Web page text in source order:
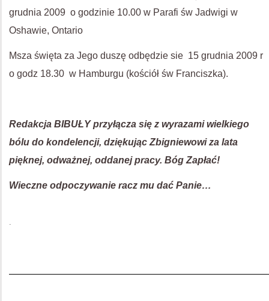
grudnia 2009 o godzinie 10.00 w Parafi św Jadwigi w
Oshawie, Ontario
Msza święta za Jego duszę odbędzie sie 15 grudnia 2009 r
o godz 18.30 w Hamburgu (kościół św Franciszka).
Redakcja BIBUŁY przyłącza się z wyrazami wielkiego
bólu do kondelencji, dziękując Zbigniewowi za lata
pięknej, odważnej, oddanej pracy. Bóg Zapłać!
Wieczne odpoczywanie racz mu dać Panie…
.